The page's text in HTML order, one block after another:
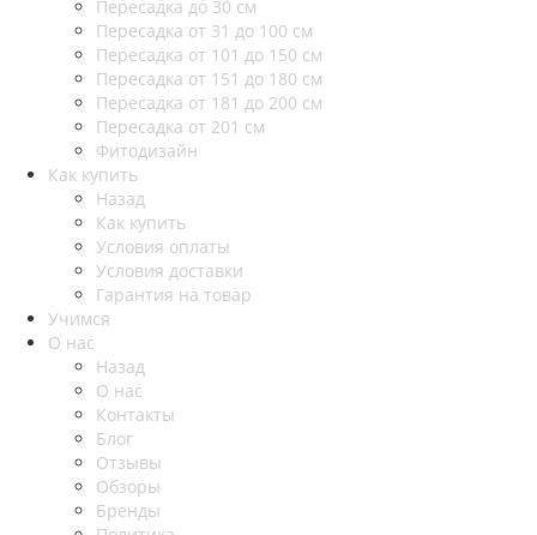
Пересадка до 30 см
Пересадка от 31 до 100 см
Пересадка от 101 до 150 см
Пересадка от 151 до 180 см
Пересадка от 181 до 200 см
Пересадка от 201 см
Фитодизайн
Как купить
Назад
Как купить
Условия оплаты
Условия доставки
Гарантия на товар
Учимся
О нас
Назад
О нас
Контакты
Блог
Отзывы
Обзоры
Бренды